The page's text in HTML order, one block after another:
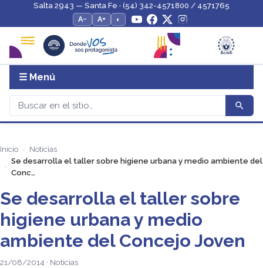
Salta 2943 — Santa Fe · (54) 342-4571800 / 4571765
A−
A+ ◐
☰ Menú
Inicio
Noticias
Se desarrolla el taller sobre higiene urbana y medio ambiente del
Conc…
Se desarrolla el taller sobre
higiene urbana y medio
ambiente del Concejo Joven
21/08/2014 · Noticias